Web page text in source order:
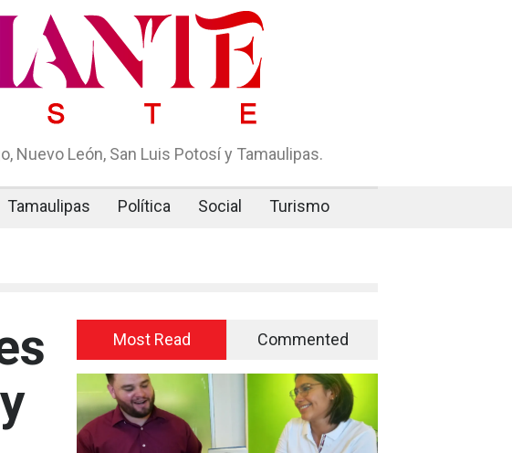
Nuevo León, San Luis Potosí y Tamaulipas.
Tamaulipas Política Social Turismo
Most Read Commented